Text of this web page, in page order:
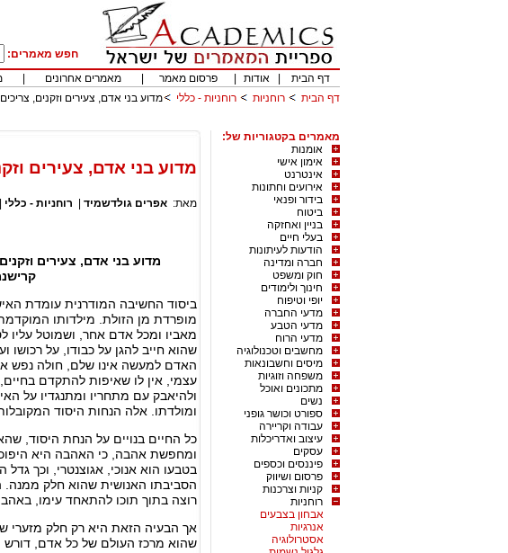
חפש מאמרים:
דף הבית
אודות פרסום מאמר מאמרים אחרונים
דף הבית
רוחניות רוחניות - כללי מדוע בני אדם, צעירים וזקנים,
מאמרים בקטגוריות של:
אומנות
אימון אישי
אינטרנט
אירועים וחתונות
בידור ופנאי
ביטוח
בניין ואחזקה
בעלי חיים
הודעות לעיתונות
חברה ומדינה
חוק ומשפט
חינוך ולימודים
יופי וטיפוח
מדעי החברה
מדעי הטבע
מדעי הרוח
מחשבים וטכנולוגיה
מיסים וחשבונאות
משפחה וזוגיות
מתכונים ואוכל
נשים
ספורט וכושר גופני
עבודה וקריירה
עיצוב ואדריכלות
עסקים
פיננסים וכספים
פרסום ושיווק
קניות וצרכנות
רוחניות
אבחון בצבעים
אנרגיות
אסטרולוגיה
מדוע בני אדם, צעירים
מאת: אפרים גולדשמיד רוחניות - כללי
מדוע בני אדם, צעירים
ביסוד החשיבה המודרנית עומדת
מופרדת מן הזולת. מילדותו
מאביו ומכל אדם אחר, ושמוטל
שהוא חייב להגן על כבודו, על רכושו
האדם למעשה אינו שלם, חולה נפש או
עצמי, אין לו שאיפות להתקדם
ולהיאבק עם מתחריו ומתנגדיו על
ומולדתו. אלה הנחות היסוד
כל החיים בנויים על הנחת היסוד,
ומחפשת אהבה, כי האהבה היא
בטבעו הוא אנוכי, אגוצנטרי, וכך
הסביבתו האנושית שהוא חלק ממנה.
רוצה בתוך תוכו להתאחד עימו,
אך הבעיה הזאת היא רק חלק מזערי
שהוא מרכז העולם של כל אדם, דורש